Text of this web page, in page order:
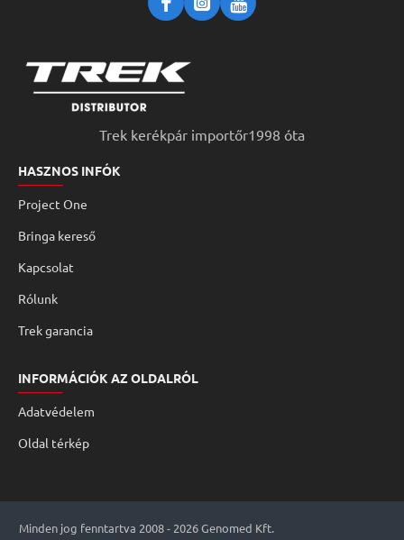
Trek kerékpár importőr1998 óta
HASZNOS INFÓK
Project One
Bringa kereső
Kapcsolat
Rólunk
Trek garancia
INFORMÁCIÓK AZ OLDALRÓL
Adatvédelem
Oldal térkép
Minden jog fenntartva 2008 - 2026 Genomed Kft.